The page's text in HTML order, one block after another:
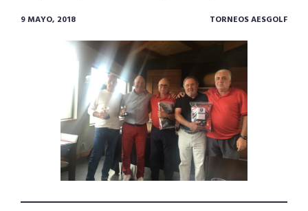
9 MAYO, 2018 TORNEOS AESGOLF